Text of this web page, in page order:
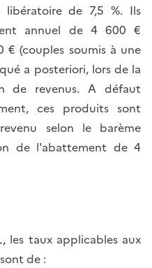
de 7,5 %. Ils
annuel de 4 600 €
€ (couples soumis à une
a posteriori, lors de la
de revenus. A défaut
ces produits sont
selon le barème
de l'abattement de 4
les taux applicables aux
de :